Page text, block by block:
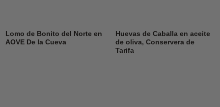
Lomo de Bonito del Norte en
AOVE De la Cueva
Huevas de Caballa en aceite
de oliva, Conservera de
Tarifa